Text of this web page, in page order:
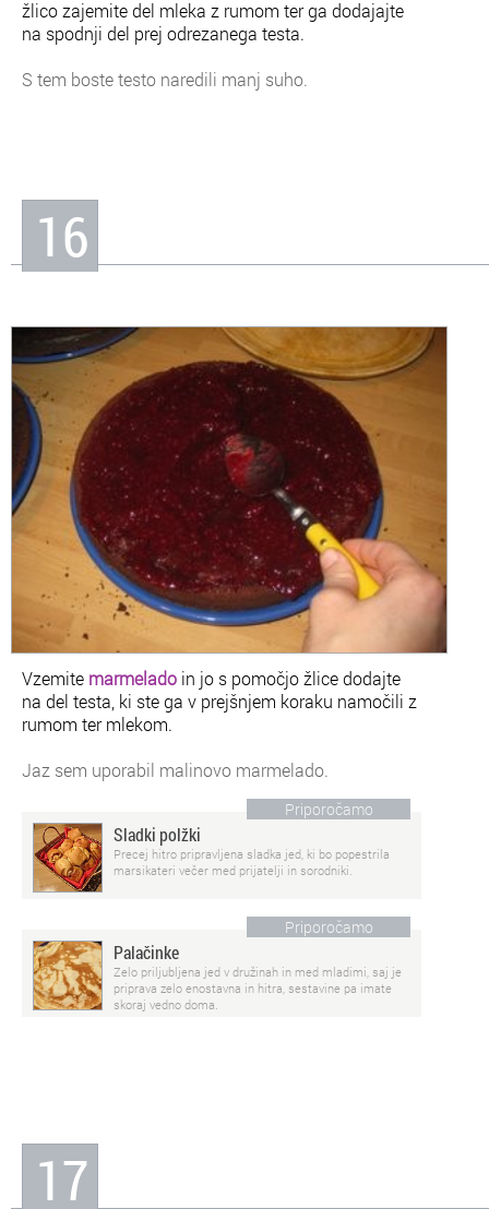
žlico zajemite del mleka z rumom ter ga dodajajte
na spodnji del prej odrezanega testa.
S tem boste testo naredili manj suho.
16
Vzemite marmelado in jo s pomočjo žlice dodajte
na del testa, ki ste ga v prejšnjem koraku namočili z
rumom ter mlekom.
Jaz sem uporabil malinovo marmelado.
Priporočamo
Sladki polžki
Precej hitro pripravljena sladka jed, ki bo popestrila
marsikateri večer med prijatelji in sorodniki.
Priporočamo
Palačinke
Zelo priljubljena jed v družinah in med mladimi, saj je
priprava zelo enostavna in hitra, sestavine pa imate
skoraj vedno doma.
17